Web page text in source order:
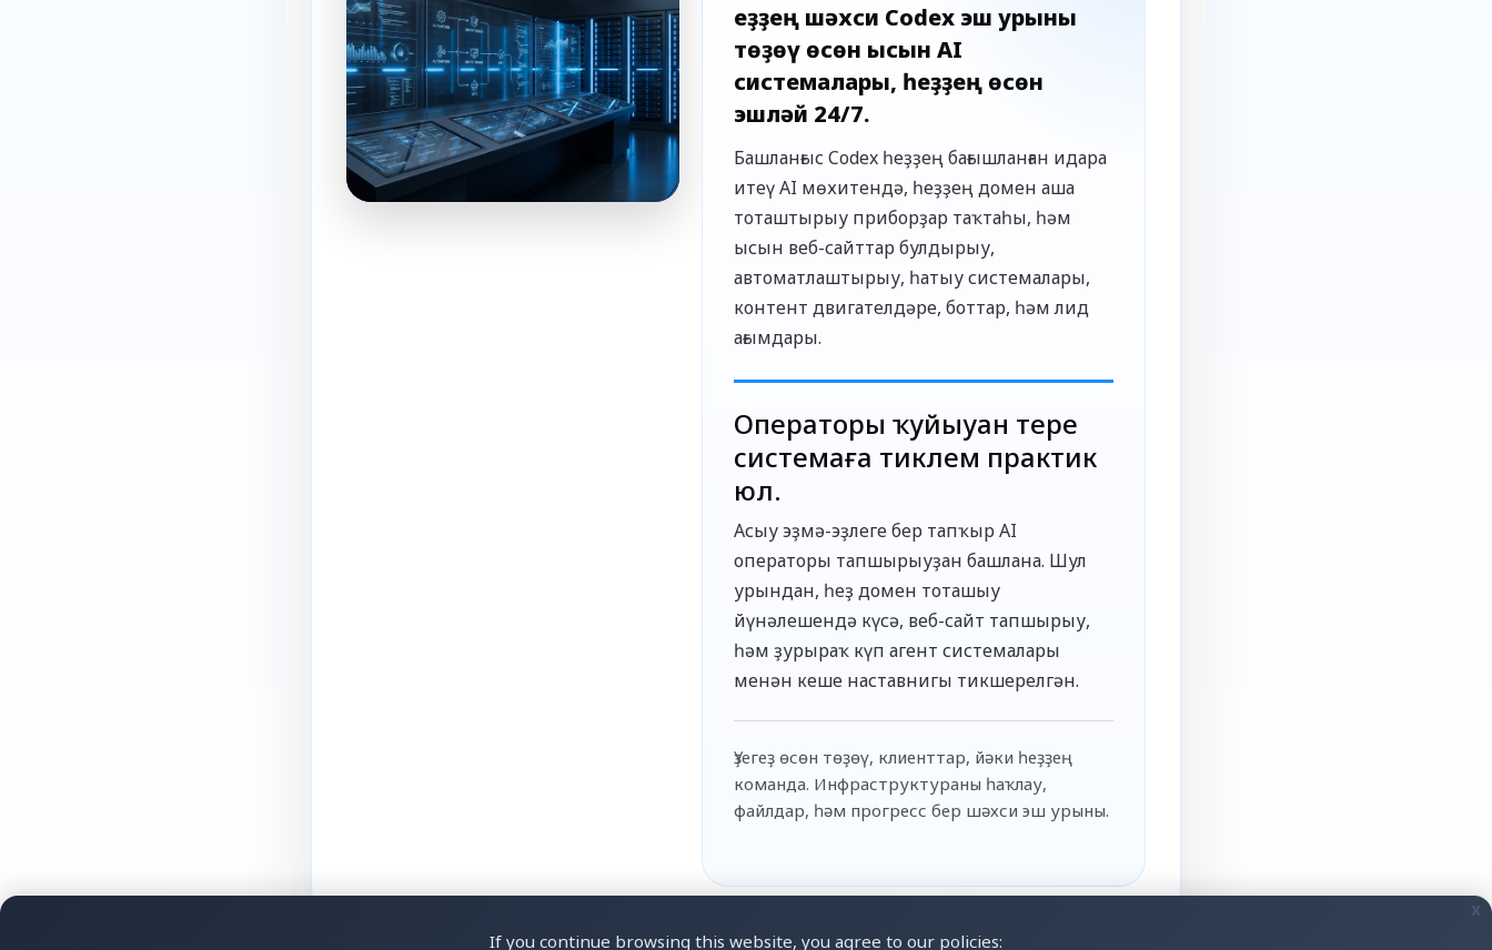
If you continue browsing this website, you agree to our policies:
x
Һеҙҙең шәхси Codex эш урыны
төҙөү өсөн ысын AI
системалары, һеҙҙең өсөн
эшләй 24/7.
Башланғыс Codex һеҙҙең бағышланған идара
итеү AI мөхитендә, һеҙҙең домен аша
тоташтырыу приборҙар таҡтаһы, һәм
ысын веб-сайттар булдырыу,
автоматлаштырыу, һатыу системалары,
контент двигателдәре, боттар, һәм лид
ағымдары.
Операторҙы ҡуйыуҙан тере
системаға тиклем практик
юл.
Асыу эҙмә-эҙлеге бер тапҡыр AI
операторы тапшырыуҙан башлана. Шул
урындан, һеҙ домен тоташыу
йүнәлешендә күсә, веб-сайт тапшырыу,
һәм ҙурыраҡ күп агент системалары
менән кеше наставнигы тикшерелгән.
Үҙегеҙ өсөн төҙөү, клиенттар, йәки һеҙҙең
команда. Инфраструктураны һаҡлау,
файлдар, һәм прогресс бер шәхси эш урыны.